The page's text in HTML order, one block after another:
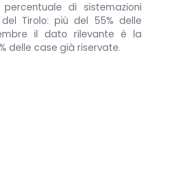
di sistemazioni
Tirolo: più del 55% delle
il dato rilevante è la
delle case già riservate.